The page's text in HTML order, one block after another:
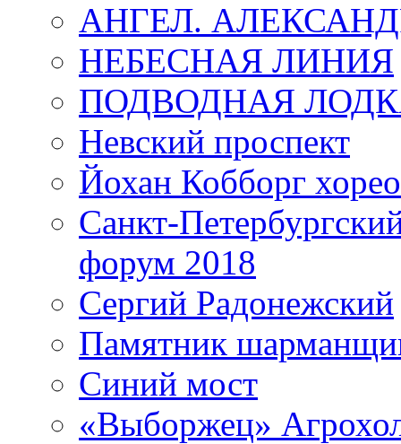
АНГЕЛ.
НЕБЕСНАЯ ЛИНИЯ
ПОДВОДНАЯ
Невский проспект
Йохан Кобборг
Санкт-
форум 2018
Сергий Радонежский
Памятник
Синий мост
«Выборжец»